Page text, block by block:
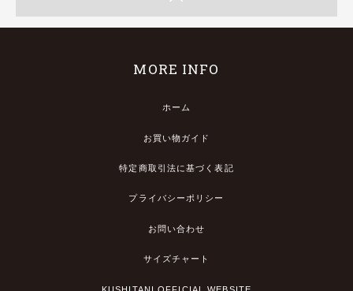
MORE INFO
ホーム
お買い物ガイド
特定商取引法に基づく表記
プライバシーポリシー
お問い合わせ
サイズチャート